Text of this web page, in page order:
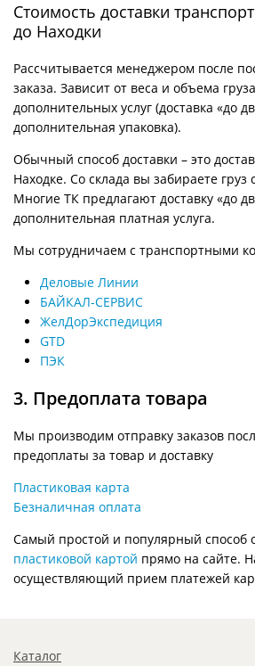
Стоимость доставки
до Находки
Рассчитывается менеджером после
заказа. Зависит от веса и объема
дополнительных услуг (доставка «до
дополнительная упаковка).
Обычный способ доставки – это
Находке. Со склада вы забираете
Многие ТК предлагают доставку «до
дополнительная платная услуга.
Мы сотрудничаем с транспортными
Деловые Линии
БАЙКАЛ-СЕРВИС
ЖелДорЭкспедиция
GTD
ПЭК
3. Предоплата товара
Мы производим отправку заказов
предоплаты за товар и доставку
Пластиковая карта
Безналичная оплата
Самый простой и популярный способ
пластиковой картой прямо на сайте.
осуществляющий прием платежей
Каталог